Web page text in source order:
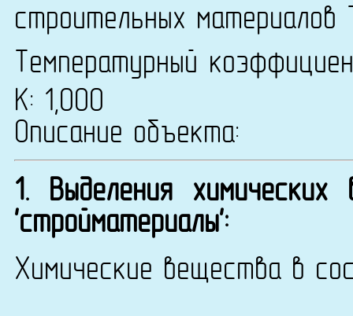
строительных материалов
Температурный
К: 1,000
Описание объекта:
1. Выделения
'стройматериалы':
Химические вещества в